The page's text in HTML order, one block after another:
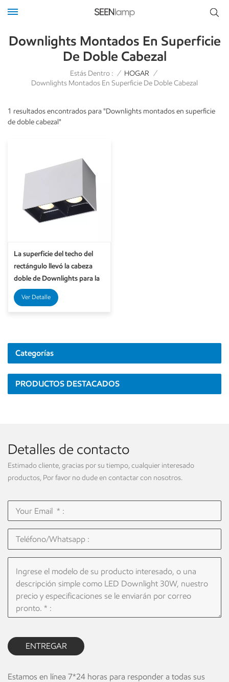
Downlights Montados En Superficie
De Doble Cabezal
Estás Dentro : / HOGAR /
Downlights Montados En Superficie De Doble Cabezal
1 resultados encontrados para "Downlights montados en superficie
de doble cabezal"
La superficie del techo del
rectángulo llevó la cabeza
doble de Downlights para la
iluminación interior
Ver Detalle
Categorías
PRODUCTOS DESTACADOS
Detalles de contacto
Estimado cliente, gracias por su tiempo, cualquier interesado
productos, Por favor no dude en contactar con nosotros.
ENTREGAR
Estamos en línea 7*24 horas para responder a todas sus